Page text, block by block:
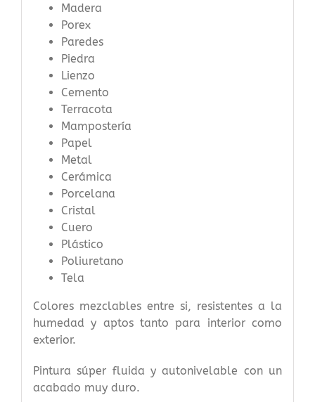
Madera
Porex
Paredes
Piedra
Lienzo
Cemento
Terracota
Mampostería
Papel
Metal
Cerámica
Porcelana
Cristal
Cuero
Plástico
Poliuretano
Tela
Colores mezclables entre si, resistentes a la
humedad y aptos tanto para interior como
exterior.
Pintura súper fluida y autonivelable con un
acabado muy duro.